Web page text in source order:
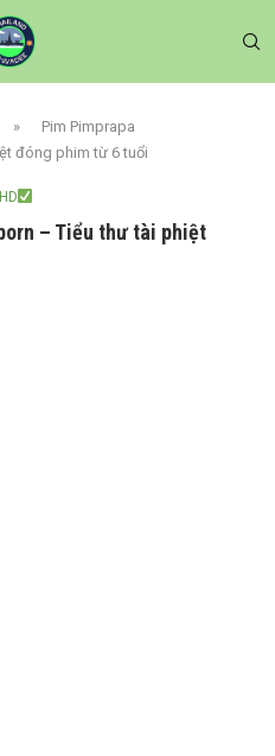
»
Pim Pimprapa
đóng phim từ 6 tuổi
– Tiểu thư tài phiệt